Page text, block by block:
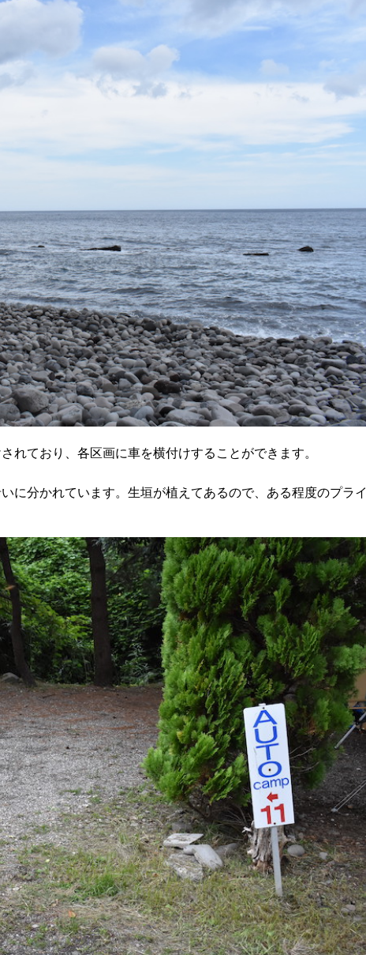
れており、各区画に車を横付けすることができます。
に分かれています。生垣が植えてあるので、ある程度のプライ